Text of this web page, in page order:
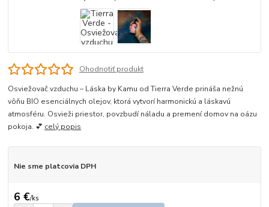
Ohodnotiť produkt
Osviežovač vzduchu – Láska by Kamu od Tierra Verde prináša nežnú
vôňu BIO esenciálnych olejov, ktorá vytvorí harmonickú a láskavú
atmosféru. Osvieži priestor, povzbudí náladu a premení domov na oázu
pokoja. 💕 celý popis
Nie sme platcovia DPH
6 €/ks